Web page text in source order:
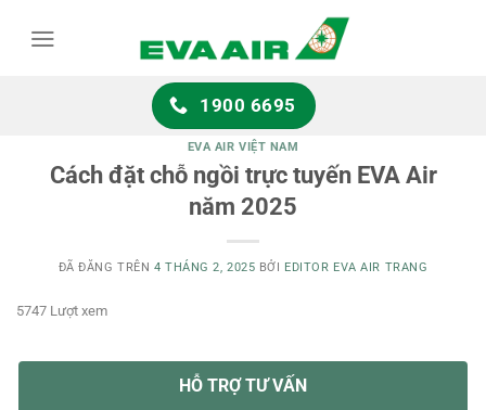
1900 6695
EVA AIR VIỆT NAM
Cách đặt chỗ ngồi trực tuyến EVA Air
năm 2025
ĐÃ ĐĂNG TRÊN 4 THÁNG 2, 2025 BỞI EDITOR EVA AIR TRANG
5747 Lượt xem
HỖ TRỢ TƯ VẤN